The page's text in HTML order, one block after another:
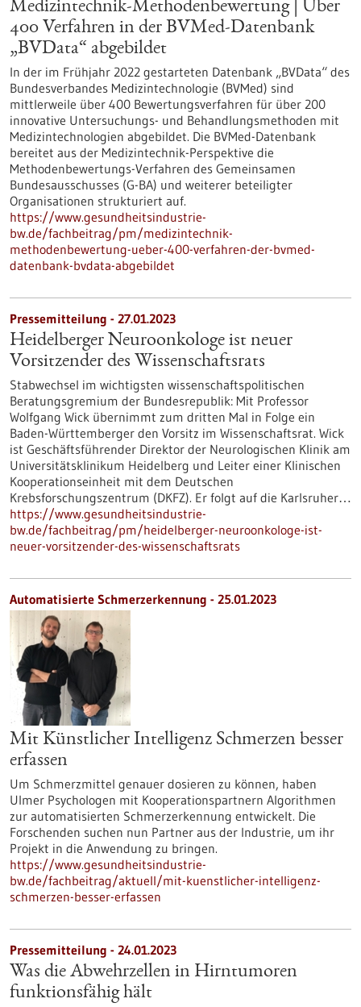
Medizintechnik-Methodenbewertung | Über
400 Verfahren in der BVMed-Datenbank
„BVData“ abgebildet
In der im Frühjahr 2022 gestarteten Datenbank „BVData“ des
Bundesverbandes Medizintechnologie (BVMed) sind
mittlerweile über 400 Bewertungsverfahren für über 200
innovative Untersuchungs- und Behandlungsmethoden mit
Medizintechnologien abgebildet. Die BVMed-Datenbank
bereitet aus der Medizintechnik-Perspektive die
Methodenbewertungs-Verfahren des Gemeinsamen
Bundesausschusses (G-BA) und weiterer beteiligter
Organisationen strukturiert auf.
https://www.gesundheitsindustrie-
bw.de/fachbeitrag/pm/medizintechnik-
methodenbewertung-ueber-400-verfahren-der-bvmed-
datenbank-bvdata-abgebildet
Pressemitteilung - 27.01.2023
Heidelberger Neuroonkologe ist neuer
Vorsitzender des Wissenschaftsrats
Stabwechsel im wichtigsten wissenschaftspolitischen
Beratungsgremium der Bundesrepublik: Mit Professor
Wolfgang Wick übernimmt zum dritten Mal in Folge ein
Baden-Württemberger den Vorsitz im Wissenschaftsrat. Wick
ist Geschäftsführender Direktor der Neurologischen Klinik am
Universitätsklinikum Heidelberg und Leiter einer Klinischen
Kooperationseinheit mit dem Deutschen
Krebsforschungszentrum (DKFZ). Er folgt auf die Karlsruher…
https://www.gesundheitsindustrie-
bw.de/fachbeitrag/pm/heidelberger-neuroonkologe-ist-
neuer-vorsitzender-des-wissenschaftsrats
Automatisierte Schmerzerkennung - 25.01.2023
Mit Künstlicher Intelligenz Schmerzen besser
erfassen
Um Schmerzmittel genauer dosieren zu können, haben
Ulmer Psychologen mit Kooperationspartnern Algorithmen
zur automatisierten Schmerzerkennung entwickelt. Die
Forschenden suchen nun Partner aus der Industrie, um ihr
Projekt in die Anwendung zu bringen.
https://www.gesundheitsindustrie-
bw.de/fachbeitrag/aktuell/mit-kuenstlicher-intelligenz-
schmerzen-besser-erfassen
Pressemitteilung - 24.01.2023
Was die Abwehrzellen in Hirntumoren
funktionsfähig hält